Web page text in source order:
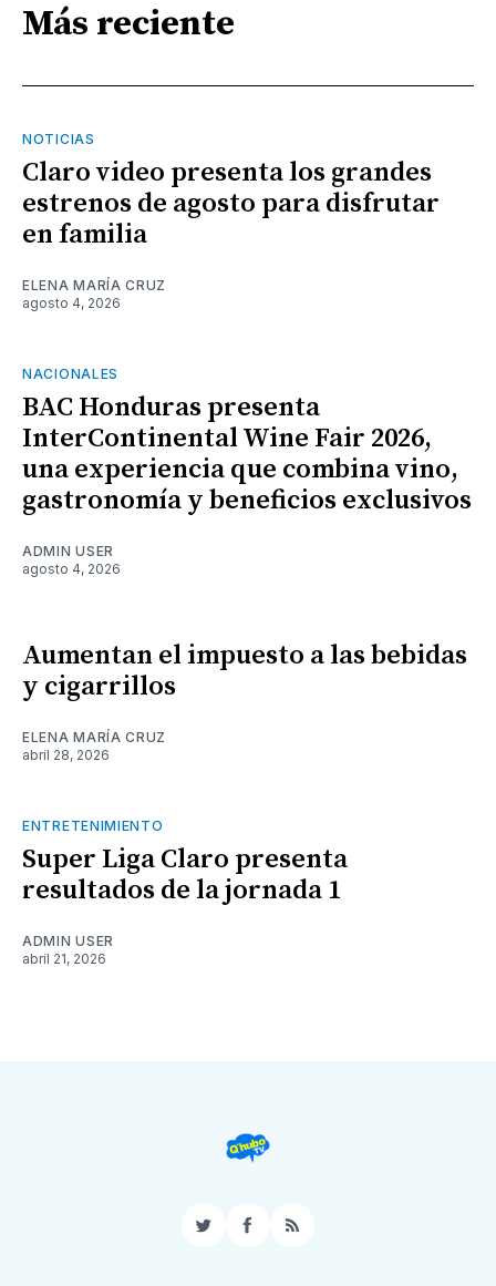
Más reciente
NOTICIAS
Claro video presenta los grandes
estrenos de agosto para disfrutar
en familia
ELENA MARÍA CRUZ
agosto 4, 2026
NACIONALES
BAC Honduras presenta
InterContinental Wine Fair 2026,
una experiencia que combina vino,
gastronomía y beneficios exclusivos
ADMIN USER
agosto 4, 2026
Aumentan el impuesto a las bebidas
y cigarrillos
ELENA MARÍA CRUZ
abril 28, 2026
ENTRETENIMIENTO
Super Liga Claro presenta
resultados de la jornada 1
ADMIN USER
abril 21, 2026
TwitterFacebook
RSS